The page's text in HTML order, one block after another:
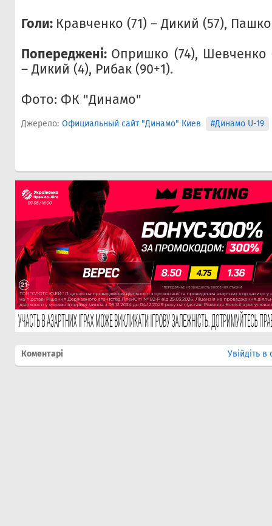
Голи: Кравченко (71) – Дикий (57),
Попереджені: Опришко (74), Шевченко
– Дикий (4), Рибак (90+1).
Фото: ФК "Динамо"
Джерело: Официальный сайт "Динамо" Киев #Динамо U-19
Коментарі Увійдіть в